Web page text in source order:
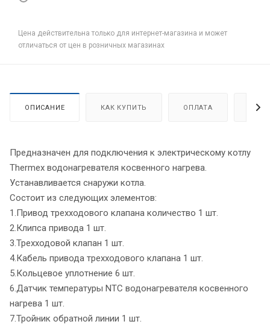
Цена действительна только для интернет-магазина и может
отличаться от цен в розничных магазинах
ОПИСАНИЕ КАК КУПИТЬ ОПЛАТА
Предназначен для подключения к электрическому котлу
Thermex водонагревателя косвенного нагрева.
Устанавливается снаружи котла.
Состоит из следующих элементов:
1.Привод трехходового клапана количество 1 шт.
2.Клипса привода 1 шт.
3.Трехходовой клапан 1 шт.
4.Кабель привода трехходового клапана 1 шт.
5.Кольцевое уплотнение 6 шт.
6.Датчик температуры NTC водонагревателя косвенного
нагрева 1 шт.
7.Тройник обратной линии 1 шт.